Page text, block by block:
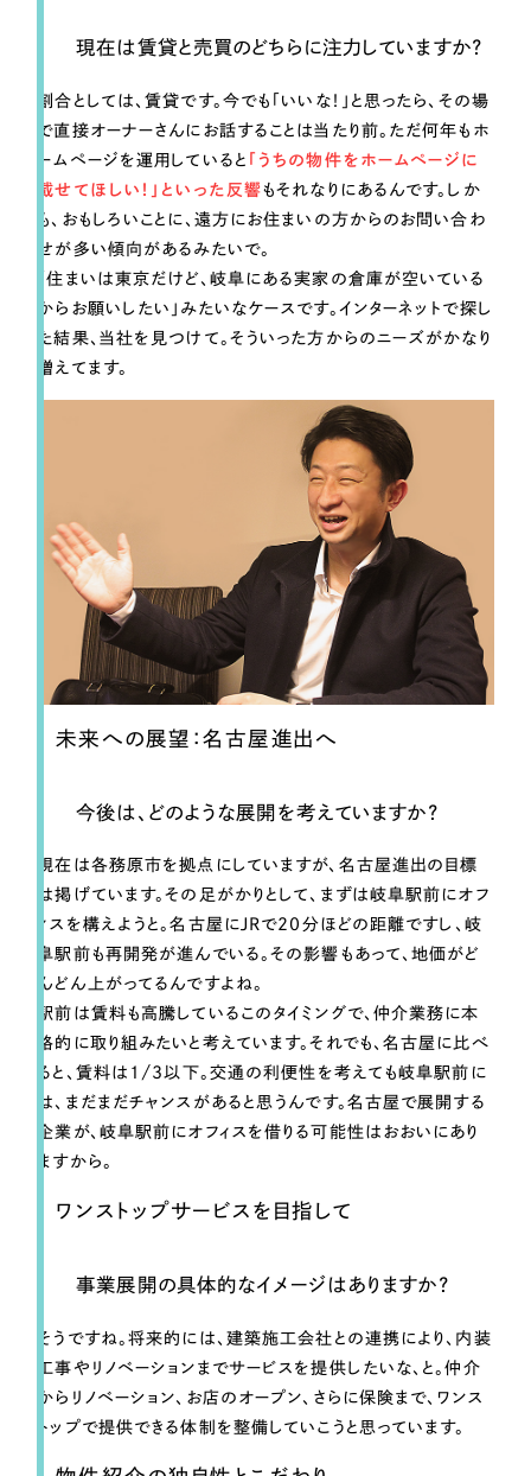
現在は賃貸と売買のどちらに注力していますか？
割合としては、賃貸です。今でも「いいな！」と思ったら、その場
で直接オーナーさんにお話することは当たり前。ただ何年もホ
ームページを運用していると 「うちの物件をホームページに
載せてほしい！」といった反響もそれなりにあるんです。しか
も、おもしろいことに、遠方にお住まいの方からのお問い合わ
せが多い傾向があるみたいで。
「住まいは東京だけど、岐阜にある実家の倉庫が空いている
からお願いしたい」みたいなケースです。インターネットで探し
た結果、当社を見つけて。そういった方からのニーズがかなり
増えてます。
未来への展望：名古屋進出へ
今後は、どのような展開を考えていますか？
現在は各務原市を拠点にしていますが、名古屋進出の目標
は掲げています。その足がかりとして、まずは岐阜駅前にオフ
ィスを構えようと。名古屋にJRで20分ほどの距離ですし、岐
阜駅前も再開発が進んでいる。その影響もあって、地価がど
んどん上がってるんですよね。
駅前は賃料も高騰しているこのタイミングで、仲介業務に本
格的に取り組みたいと考えています。それでも、名古屋に比べ
ると、賃料は1/3以下。交通の利便性を考えても岐阜駅前に
は、まだまだチャンスがあると思うんです。名古屋で展開する
企業が、岐阜駅前にオフィスを借りる可能性はおおいにあり
ますから。
ワンストップサービスを目指して
事業展開の具体的なイメージはありますか？
そうですね。将来的には、建築施工会社との連携により、内装
工事やリノベーションまでサービスを提供したいな、と。仲介
からリノベーション、お店のオープン、さらに保険まで、ワンス
トップで提供できる体制を整備していこうと思っています。